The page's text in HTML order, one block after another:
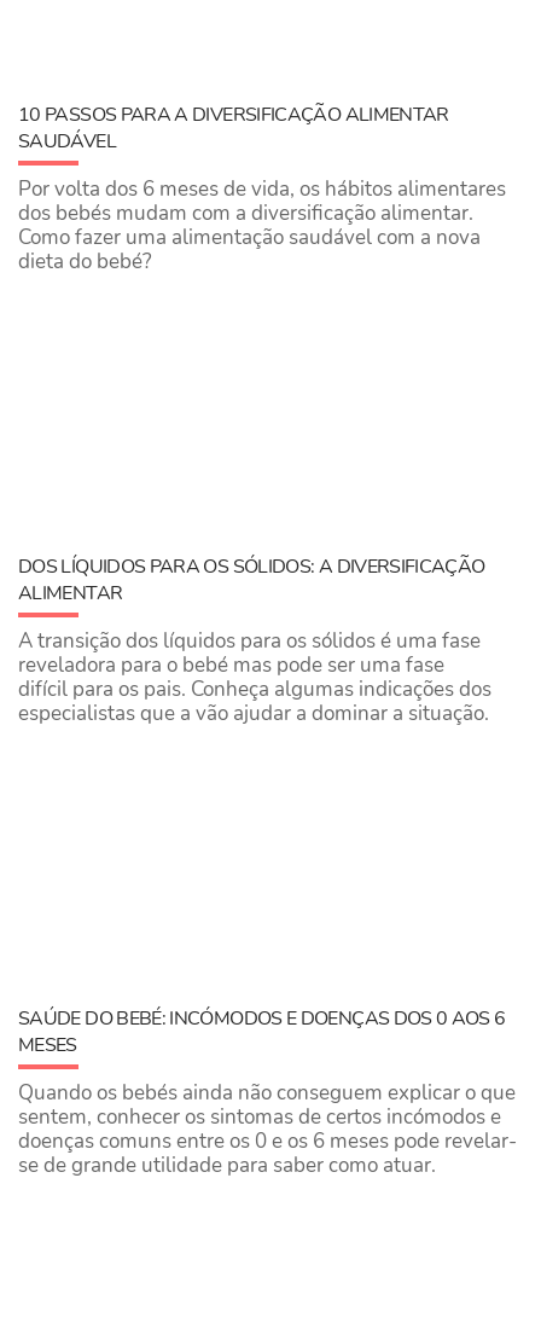
10 PASSOS PARA A DIVERSIFICAÇÃO ALIMENTAR
SAUDÁVEL
Por volta dos 6 meses de vida, os hábitos alimentares
dos bebés mudam com a diversificação alimentar.
Como fazer uma alimentação saudável com a nova
dieta do bebé?
DOS LÍQUIDOS PARA OS SÓLIDOS: A DIVERSIFICAÇÃO
ALIMENTAR
A transição dos líquidos para os sólidos é uma fase
reveladora para o bebé mas pode ser uma fase
difícil para os pais. Conheça algumas indicações dos
especialistas que a vão ajudar a dominar a situação.
SAÚDE DO BEBÉ: INCÓMODOS E DOENÇAS DOS 0 AOS 6
MESES
Quando os bebés ainda não conseguem explicar o que
sentem, conhecer os sintomas de certos incómodos e
doenças comuns entre os 0 e os 6 meses pode revelar-
se de grande utilidade para saber como atuar.